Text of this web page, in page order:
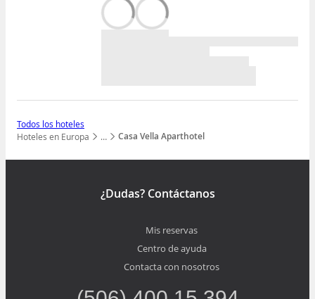
Todos los hoteles
…
Mostrar todos los niveles
Hoteles en Europa Casa Vella Aparthotel
¿Dudas? Contáctanos
Mis reservas
Centro de ayuda
Contacta con nosotros